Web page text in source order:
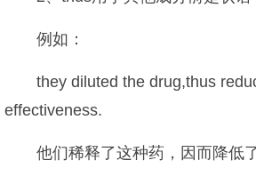
例如：
they diluted the drug,thus
effectiveness.
他们稀释了这种药，因而降低